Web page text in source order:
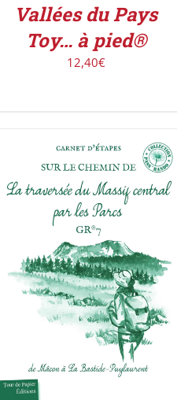
Vallées du Pays
Toy… à pied®
12,40€
ACHETER LE PRODUIT
/
DÉTAILS